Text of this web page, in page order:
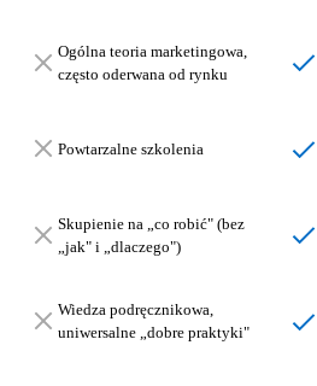
Ogólna teoria marketingowa,
często oderwana od rynku
Powtarzalne szkolenia
Skupienie na „co robić" (bez
„jak" i „dlaczego")
Wiedza podręcznikowa,
uniwersalne „dobre praktyki"